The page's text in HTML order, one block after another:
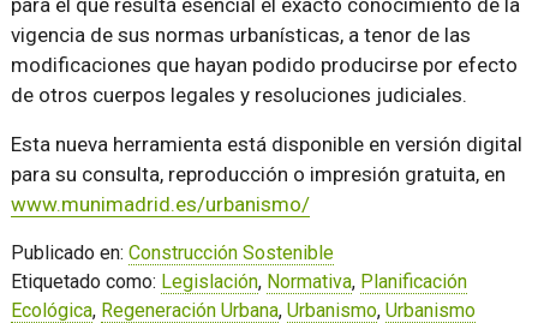
para el que resulta esencial el exacto conocimiento de la
vigencia de sus normas urbanísticas, a tenor de las
modificaciones que hayan podido producirse por efecto
de otros cuerpos legales y resoluciones judiciales.
Esta nueva herramienta está disponible en versión digital
para su consulta, reproducción o impresión gratuita, en
www.munimadrid.es/urbanismo/
Publicado en: Construcción Sostenible
Etiquetado como: Legislación, Normativa, Planificación
Ecológica, Regeneración Urbana, Urbanismo, Urbanismo